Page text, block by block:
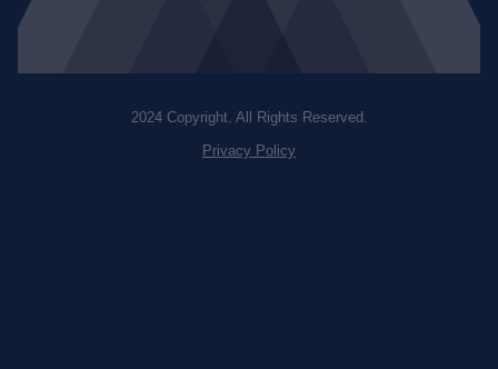
2024 Copyright. All Rights Reserved.
Privacy Policy